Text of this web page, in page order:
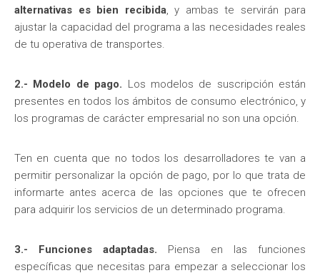
alternativas es bien recibida, y ambas te servirán para
ajustar la capacidad del programa a las necesidades reales
de tu operativa de transportes.
2.- Modelo de pago. Los modelos de suscripción están
presentes en todos los ámbitos de consumo electrónico, y
los programas de carácter empresarial no son una opción.
Ten en cuenta que no todos los desarrolladores te van a
permitir personalizar la opción de pago, por lo que trata de
informarte antes acerca de las opciones que te ofrecen
para adquirir los servicios de un determinado programa.
3.- Funciones adaptadas. Piensa en las funciones
específicas que necesitas para empezar a seleccionar los